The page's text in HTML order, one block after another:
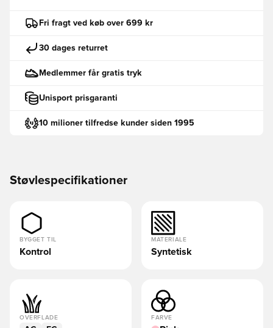
Fri fragt ved køb over 699 kr
30 dages returret
Medlemmer får gratis tryk
Unisport prisgaranti
10 milioner tilfredse kunder siden 1995
Støvlespecifikationer
BYGGET TIL
Kontrol
MATERIALE
Syntetisk
OVERFLADE FARVE